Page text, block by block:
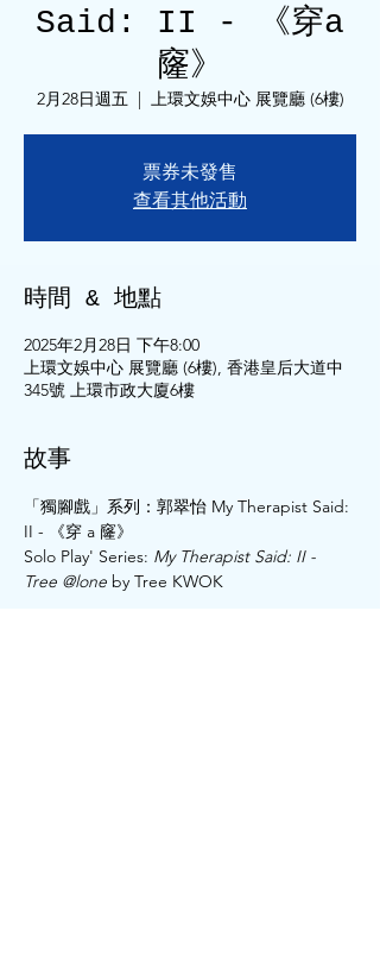
Said: II - 《穿a
窿》
2月28日週五
  |
上環文娛中心 展覽廳 (6樓)
票券未發售
查看其他活動
時間 & 地點
2025年2月28日 下午8:00
上環文娛中心 展覽廳 (6樓), 香港皇后大道中
345號 上環市政大廈6樓
故事
「獨腳戲」系列：郭翠怡 My Therapist Said:
II - 《穿 a 窿》
Solo Play' Series: My Therapist Said: II -
Tree @lone by Tree KWOK